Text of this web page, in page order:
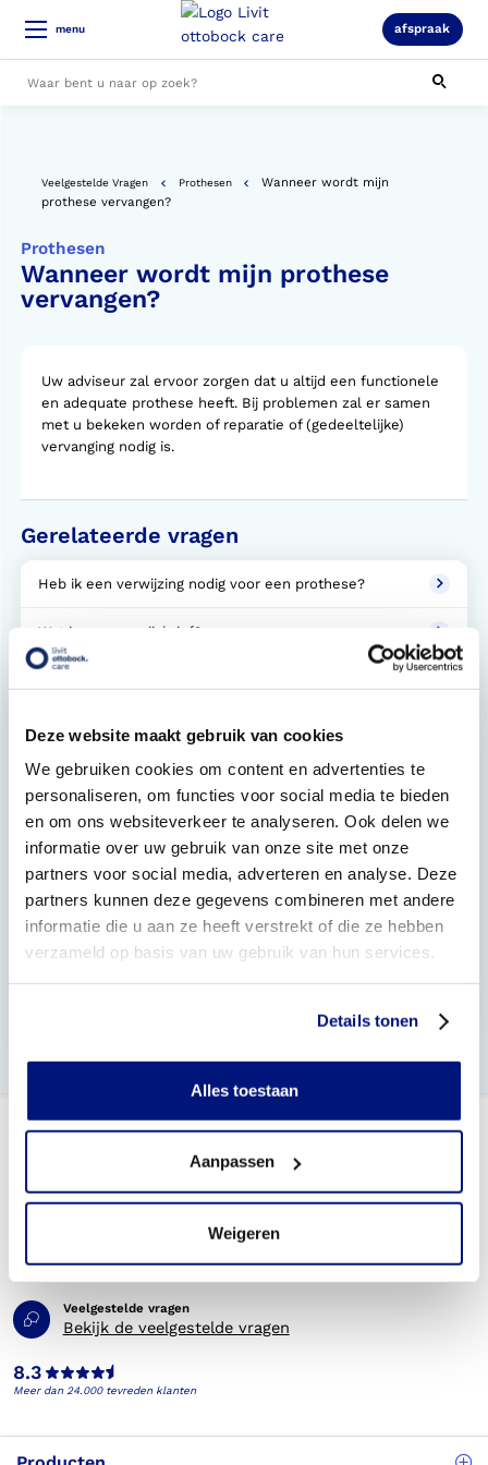
Deze website maakt gebruik van cookies
We gebruiken cookies om content en advertenties te
personaliseren, om functies voor social media te bieden
en om ons websiteverkeer te analyseren. Ook delen we
informatie over uw gebruik van onze site met onze
partners voor social media, adverteren en analyse. Deze
partners kunnen deze gegevens combineren met andere
informatie die u aan ze heeft verstrekt of die ze hebben
verzameld op basis van uw gebruik van hun services.
Details tonen
Alles toestaan
Aanpassen
Weigeren
menu afspraak
Veelgestelde Vragen Prothesen
Wanneer wordt mijn
prothese vervangen?
Prothesen
Wanneer wordt mijn prothese
vervangen?
Uw adviseur zal ervoor zorgen dat u altijd een functionele
en adequate prothese heeft. Bij problemen zal er samen
met u bekeken worden of reparatie of (gedeeltelijke)
vervanging nodig is.
Gerelateerde vragen
Heb ik een verwijzing nodig voor een prothese?
Wat is een verwijsbrief?
Hoe leer ik een prothese dragen?
Hoe onderhoud ik mijn prothese?
Hoe lang heb ik garantie op een prothese?
Hoe kan ik mijn stomp het beste verzorgen?
Wat zijn de onderdelen van een beenprothese?
Hoe wordt een onderbeenprothese bevestigd?
(088) 245 20 00
Veelgestelde vragen
Bekijk de veelgestelde vragen
8.3
Meer dan 24.000 tevreden klanten